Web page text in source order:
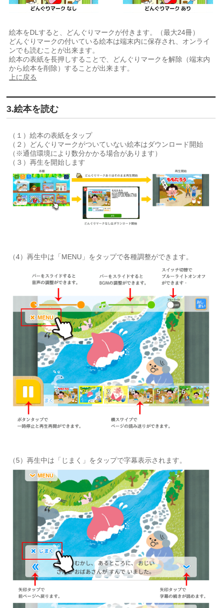
絵本をDLすると、どんぐりマークが付きます。（最大24冊）
どんぐりマークの付いている絵本は端末内に保存され、オンライ
ンでも読むことが出来ます。
絵本の表紙を長押しすることで、どんぐりマークを解除（端末内
から絵本を削除）することが出来ます。
上に戻る
3.絵本を読む
（１）絵本の表紙をタップ
（２）どんぐりマークがついていない絵本はダウンロード開始
（※通信環境により数分かかる場合があります）
（３）再生を開始します
（4）再生中は「MENU」をタップで各種調整ができます。
（5）再生中は「じまく」をタップで字幕表示されます。